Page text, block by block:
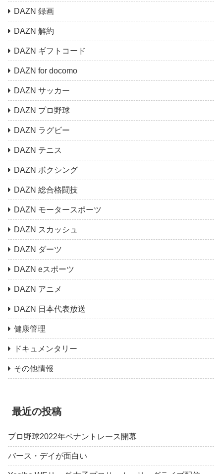
DAZN 録画
DAZN 解約
DAZN ギフトコード
DAZN for docomo
DAZN サッカー
DAZN プロ野球
DAZN ラグビー
DAZN テニス
DAZN ボクシング
DAZN 総合格闘技
DAZN モータースポーツ
DAZN スカッシュ
DAZN ダーツ
DAZN eスポーツ
DAZN アニメ
DAZN 日本代表放送
健康管理
ドキュメンタリー
その他情報
最近の投稿
プロ野球2022年ペナントレース開幕
バース・デイが面白い